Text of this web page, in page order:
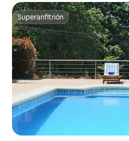
Superanfitrión
Superanfitrión